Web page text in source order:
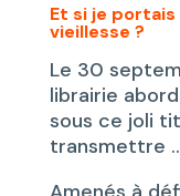
Et si je
vieillesse ?
Le 30
librairie
sous ce joli
transmettre